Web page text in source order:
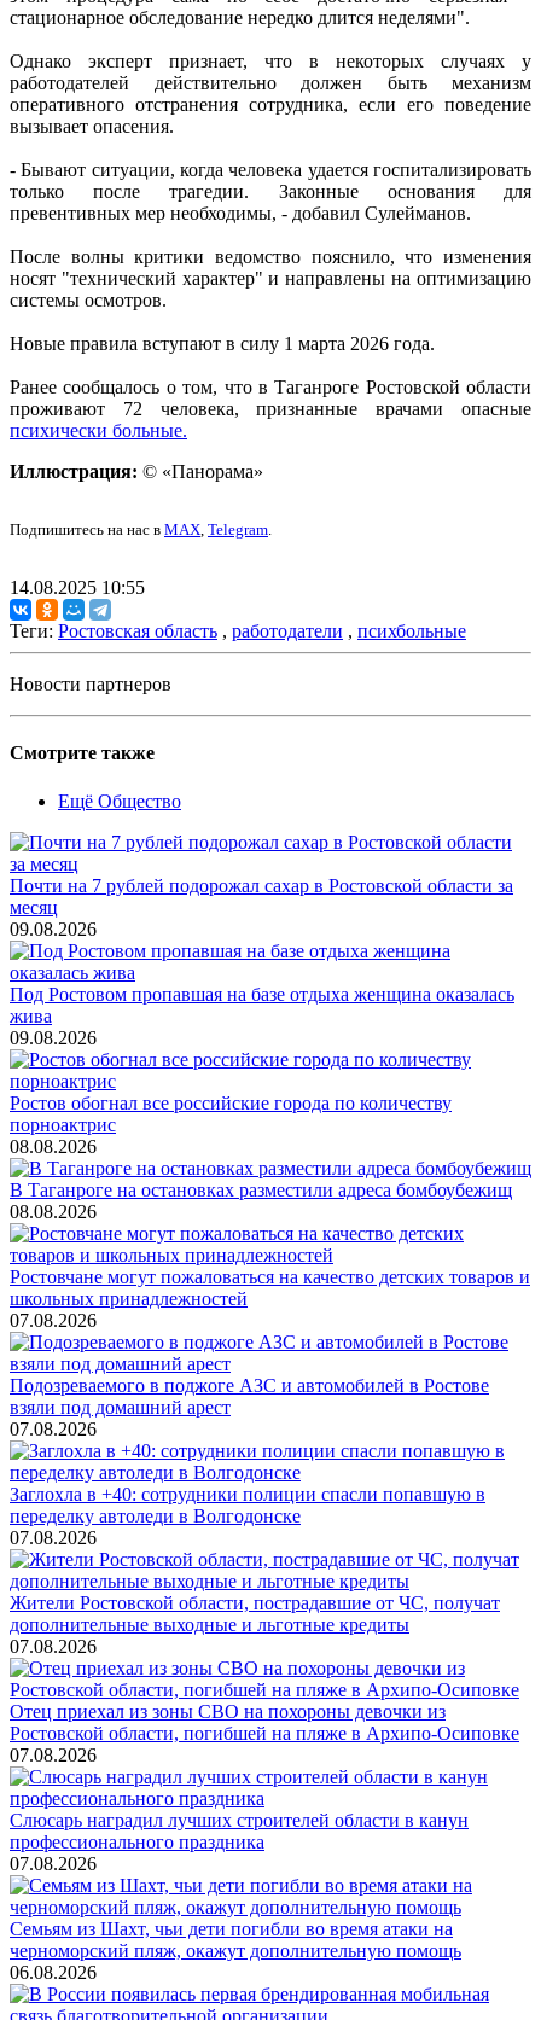
стационарное обследование нередко длится неделями".
Однако эксперт признает, что в некоторых случаях у
работодателей действительно должен быть механизм
оперативного отстранения сотрудника, если его поведение
вызывает опасения.
- Бывают ситуации, когда человека удается госпитализировать
только после трагедии. Законные основания для
превентивных мер необходимы, - добавил Сулейманов.
После волны критики ведомство пояснило, что изменения
носят "технический характер" и направлены на оптимизацию
системы осмотров.
Новые правила вступают в силу 1 марта 2026 года.
Ранее сообщалось о том, что в Таганроге Ростовской области
проживают 72 человека, признанные врачами опасные
психически больные.
Иллюстрация: © «Панорама»
Подпишитесь на нас в MAX, Telegram.
14.08.2025 10:55
Теги: Ростовская область , работодатели , психбольные
Новости партнеров
Смотрите также
Ещё Общество
Почти на 7 рублей подорожал сахар в Ростовской области за
месяц
09.08.2026
Под Ростовом пропавшая на базе отдыха женщина оказалась
жива
09.08.2026
Ростов обогнал все российские города по количеству
порноактрис
08.08.2026
В Таганроге на остановках разместили адреса бомбоубежищ
08.08.2026
Ростовчане могут пожаловаться на качество детских товаров и
школьных принадлежностей
07.08.2026
Подозреваемого в поджоге АЗС и автомобилей в Ростове
взяли под домашний арест
07.08.2026
Заглохла в +40: сотрудники полиции спасли попавшую в
переделку автоледи в Волгодонске
07.08.2026
Жители Ростовской области, пострадавшие от ЧС, получат
дополнительные выходные и льготные кредиты
07.08.2026
Отец приехал из зоны СВО на похороны девочки из
Ростовской области, погибшей на пляже в Архипо-Осиповке
07.08.2026
Слюсарь наградил лучших строителей области в канун
профессионального праздника
07.08.2026
Семьям из Шахт, чьи дети погибли во время атаки на
черноморский пляж, окажут дополнительную помощь
06.08.2026